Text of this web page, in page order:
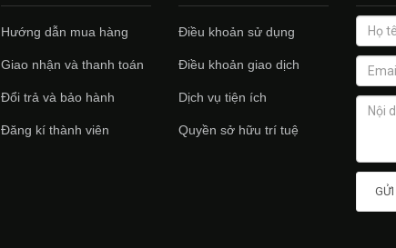
Hướng dẫn mua hàng
Giao nhận và thanh toán
Đổi trả và bảo hành
Đăng kí thành viên
Điều khoản sử dụng
Điều khoản giao dịch
Dịch vụ tiện ích
Quyền sở hữu trí tuệ
GỬI